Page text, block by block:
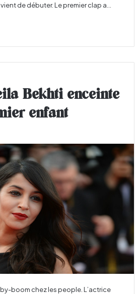
de débuter. Le premier clap a…
Bekhti enceinte
enfant
boom chez les people. L’actrice